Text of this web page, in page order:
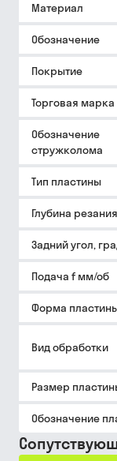
Материал
Обозначение
Покрытие
Торговая марка
Обозначение
стружколома
Тип пластины
Глубина
Задний угол,
Подача f мм/об
Форма
Вид обработки
Размер
Обозначение